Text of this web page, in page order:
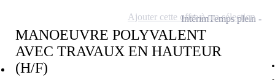
MANOEUVRE POLYVALENT
AVEC TRAVAUX EN HAUTEUR
(H/F)
IntérimTemps plein
Ajouter cette offre à ma sélection